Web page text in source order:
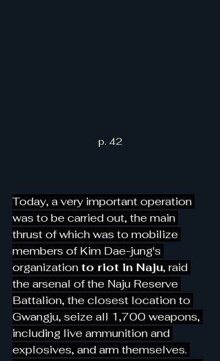
p. 42
Today, a very important operation
was to be carried out, the main
thrust of which was to mobilize
members of Kim Dae-jung's
organization to riot in Naju, raid
the arsenal of the Naju Reserve
Battalion, the closest location to
Gwangju, seize all 1,700 weapons,
including live ammunition and
explosives, and arm themselves.